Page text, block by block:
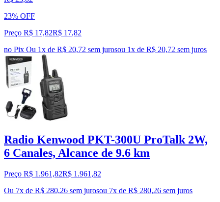
23% OFF
Preço R$ 17,82R$ 17,82
no Pix Ou 1x de R$ 20,72 sem jurosou 1x de R$ 20,72 sem juros
Radio Kenwood PKT-300U ProTalk 2W,
6 Canales, Alcance de 9.6 km
Preço R$ 1.961,82R$ 1.961 ,82
Ou 7x de R$ 280,26 sem jurosou 7x de R$ 280,26 sem juros